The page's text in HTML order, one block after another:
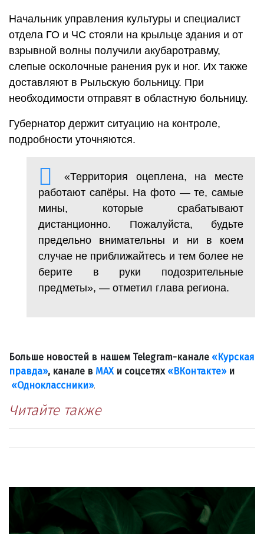
Начальник управления культуры и специалист
отдела ГО и ЧС стояли на крыльце здания и от
взрывной волны получили акубаротравму,
слепые осколочные ранения рук и ног. Их также
доставляют в Рыльскую больницу. При
необходимости отправят в областную больницу.
Губернатор держит ситуацию на контроле,
подробности уточняются.
«Территория оцеплена, на месте
работают сапёры. На фото — те, самые
мины, которые срабатывают
дистанционно. Пожалуйста, будьте
предельно внимательны и ни в коем
случае не приближайтесь и тем более не
берите в руки подозрительные
предметы», — отметил глава региона.
Больше новостей в нашем Telegram-канале «Курская
правда», канале в МАХ и соцсетях «ВКонтакте»и
«Одноклассники».
Читайте также